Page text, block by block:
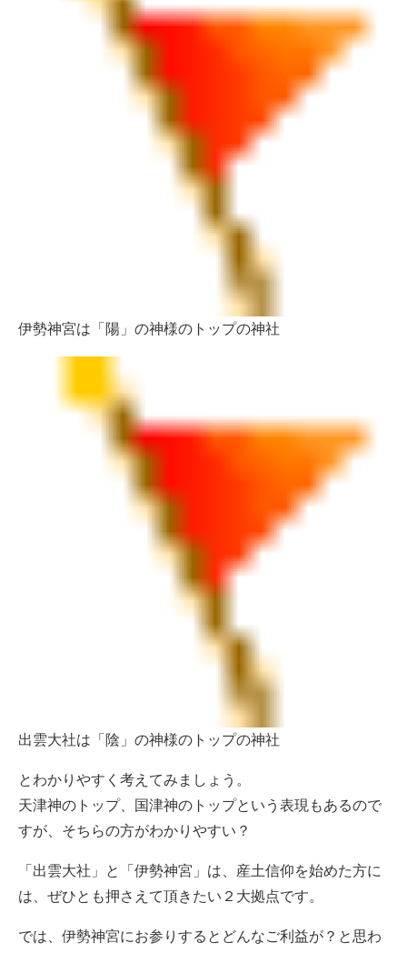
伊勢神宮は「陽」の神様のトップの神社
出雲大社は「陰」の神様のトップの神社
とわかりやすく考えてみましょう。
天津神のトップ、国津神のトップという表現もあるので
すが、そちらの方がわかりやすい？
「出雲大社」と「伊勢神宮」は、産土信仰を始めた方に
は、ぜひとも押さえて頂きたい２大拠点です。
では、伊勢神宮にお参りするとどんなご利益が？と思わ